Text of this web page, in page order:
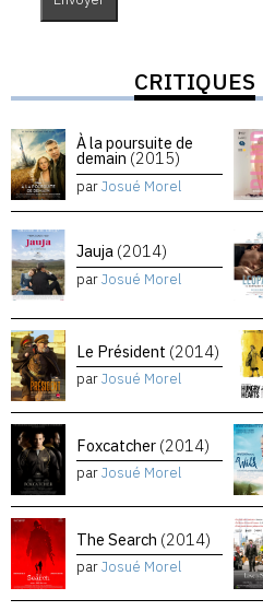
CRITIQUES
À la poursuite de
demain (2015)
parJosué Morel
Jauja (2014)
parJosué Morel
Le Président (2014)
parJosué Morel
Foxcatcher (2014)
parJosué Morel
The Search (2014)
parJosué Morel